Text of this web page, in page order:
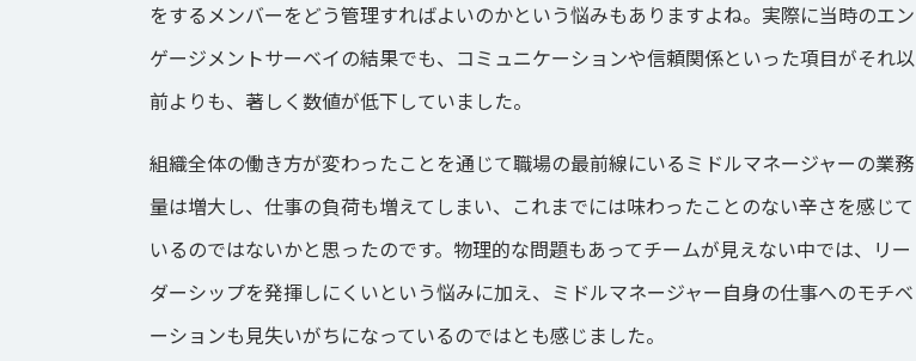
をするメンバーをどう管理すればよいのかという悩みもありますよね。実際に当時のエン
ゲージメントサーベイの結果でも、コミュニケーションや信頼関係といった項目がそれ以
前よりも、著しく数値が低下していました。
組織全体の働き方が変わったことを通じて職場の最前線にいるミドルマネージャーの業務
量は増大し、仕事の負荷も増えてしまい、これまでには味わったことのない辛さを感じて
いるのではないかと思ったのです。物理的な問題もあってチームが見えない中では、リー
ダーシップを発揮しにくいという悩みに加え、ミドルマネージャー自身の仕事へのモチベ
ーションも見失いがちになっているのではとも感じました。